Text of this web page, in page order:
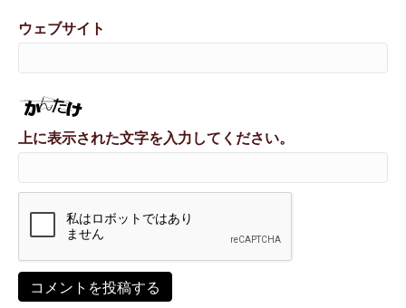
ウェブサイト
上に表示された文字を入力してください。